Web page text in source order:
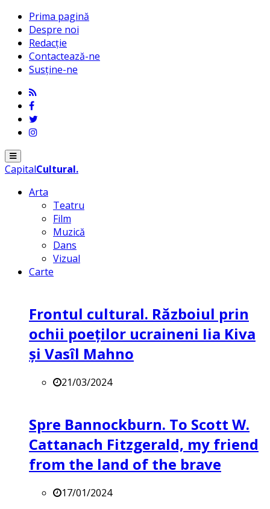
Prima pagină
Despre noi
Redacție
Contactează-ne
Susține-ne
Menu
CapitalCultural.
Arta
Teatru
Film
Muzică
Dans
Vizual
Carte
Frontul cultural. Războiul prin
ochii poeților ucraineni Iia Kiva
și Vasîl Mahno
21/03/2024
Spre Bannockburn. To Scott W.
Cattanach Fitzgerald, my friend
from the land of the brave
17/01/2024